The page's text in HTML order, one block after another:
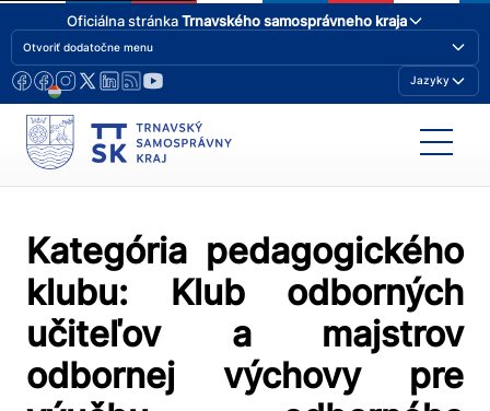
Oficiálna stránkaTrnavského samosprávneho kraja
Otvoriť dodatočne menu
Jazyky
Kategória pedagogického
klubu: Klub odborných
učiteľov a majstrov
odbornej výchovy pre